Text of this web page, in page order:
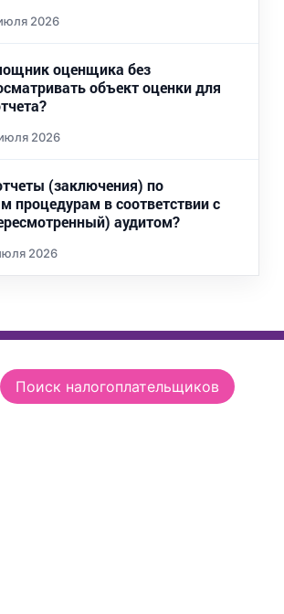
2026
оценщика без
объект оценки для
2026
(заключения) по
процедурам в соответствии с
аудитом?
2026
Поиск налогоплательщиков